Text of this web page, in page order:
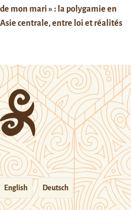
de mon mari » : la polygamie en
Asie centrale, entre loi et réalités
English Deutsch